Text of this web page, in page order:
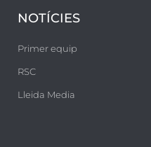
NOTÍCIES
Primer equip
RSC
Lleida Media